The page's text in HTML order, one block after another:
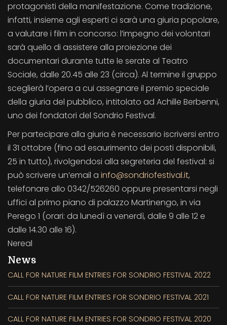
protagonisti della manifestazione. Come tradizione,
infatti, insieme agli esperti ci sarà una giuria popolare,
a valutare i film in concorso: l’impegno dei volontari
sarà quello di assistere alla proiezione dei
documentari durante tutte le serate al Teatro
Sociale, dalle 20.45 alle 23 (circa). Al termine il gruppo
sceglierà l’opera a cui assegnare il premio speciale
della giuria del pubblico, intitolato ad Achille Berbenni,
uno dei fondatori del Sondrio Festival.
Per partecipare alla giuria è necessario iscriversi entro
il 31 ottobre (fino ad esaurimento dei posti disponibili,
25 in tutto), rivolgendosi alla segreteria del festival: si
può scrivere un’email a info@sondriofestival.it,
telefonare allo 0342/526260 oppure presentarsi negli
uffici al primo piano di palazzo Martinengo, in via
Perego 1 (orari: da lunedì a venerdì, dalle 9 alle 12 e
dalle 14.30 alle 16).
Nereal
News
CALL FOR NATURE FILM ENTRIES FOR SONDRIO FESTIVAL 2022
CALL FOR NATURE FILM ENTRIES FOR SONDRIO FESTIVAL 2021
CALL FOR NATURE FILM ENTRIES FOR SONDRIO FESTIVAL 2020